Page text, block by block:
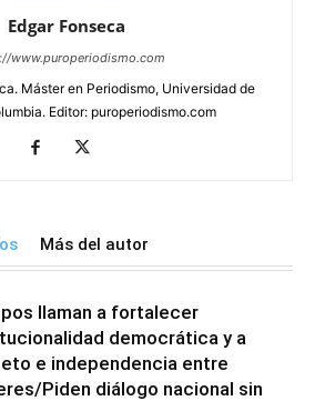
Edgar Fonseca
www.puroperiodismo.com
Máster en Periodismo, Universidad de
Editor: puroperiodismo.com
Más del autor
llaman a fortalecer
democrática y a
e independencia entre
Piden diálogo nacional sin